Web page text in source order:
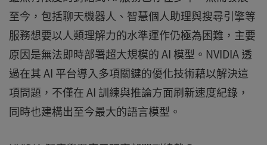
至今，包括聊天機器人、智慧個人助理與搜尋引擎等
服務想要以人類理解力的水準運作仍極為困難，主要
原因是無法即時部署超大規模的 AI 模型。NVIDIA 透
過在其 AI 平台導入多項關鍵的優化技術藉以解決這
項問題，不僅在 AI 訓練與推論方面刷新速度紀錄，
同時也建構出至今最大的語言模型。